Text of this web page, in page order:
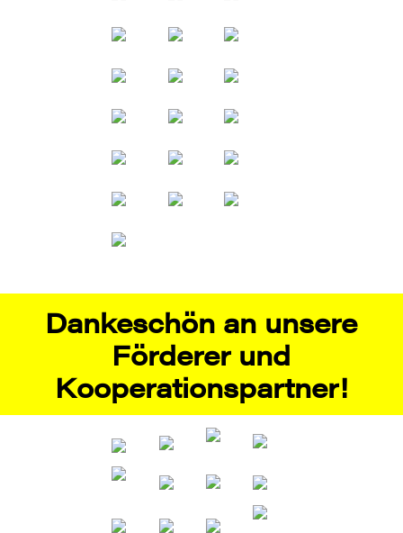
Als im Jahr 2009 die Stuttgarter Kriminächte aus
der Taufe gehoben wurden, ahnte noch niemand,
Veranstaltungsreihe sein wird. Das Stuttgarter
Dankeschön an unsere
Förderer und
Kooperationspartner!